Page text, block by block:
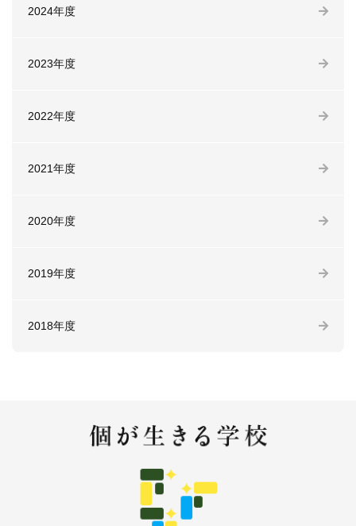
2024年度
2023年度
2022年度
2021年度
2020年度
2019年度
2018年度